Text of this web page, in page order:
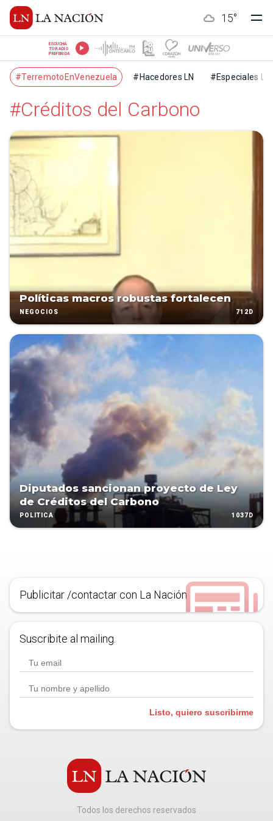
15°
ESCUCHÁ
TU RADIO
PREFERIDA
#TerremotoEnVenezuela #Hacedores LN #Especiales LN
#Créditos del Carbono
Políticas macros robustas fortalecen
NEGOCIOS 712D
Diputados sancionan proyecto de Ley
de Créditos del Carbono
POLÍTICA 1037D
Publicitar /contactar con La Nación
Suscribite al mailing.
Listo, quiero suscribirme
Todos los derechos reservados